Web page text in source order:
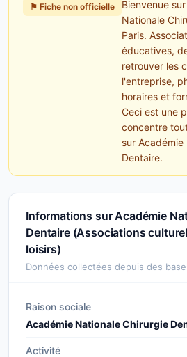
⚑ Fiche non officielle
Bienvenue
Nationale
Paris.
éducatives,
retrouver les
l'entreprise,
horaires et
Ceci est une
concentre
sur
Dentaire.
Informations sur Académie
Dentaire (Associations
loisirs)
Données collectées depuis des
Raison sociale
Académie Nationale Chirurgie
Activité